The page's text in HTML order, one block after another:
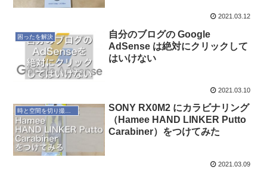
2021.03.12
困ったを解決
自分のブログの Google
AdSense は絶対にクリックして
はいけない
2021.03.10
時と空間を切り撮るカメラ
SONY RX0M2 にカラビナリング
（Hamee HAND LINKER Putto
Carabiner）をつけてみた
2021.03.09